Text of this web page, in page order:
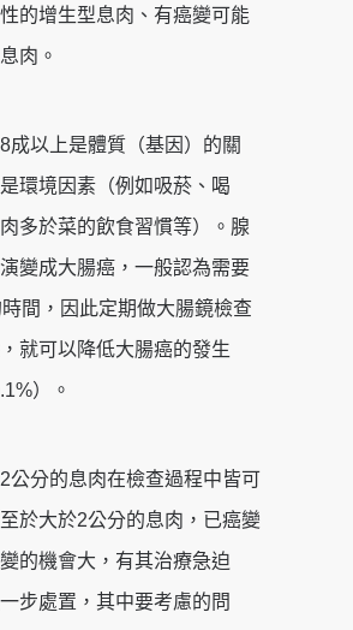
的增生型息肉、有癌變可能
肉。
成以上是體質（基因）的關
環境因素（例如吸菸、喝
多於菜的飲食習慣等）。腺
變成大腸癌，一般認為需要
間，因此定期做大腸鏡檢查
就可以降低大腸癌的發生
）。
公分的息肉在檢查過程中皆可
於大於2公分的息肉，已癌變
的機會大，有其治療急迫
步處置，其中要考慮的問